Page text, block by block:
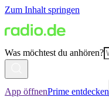
Zum Inhalt springen
Was möchtest du anhören?
App öffnenPrime entdecken